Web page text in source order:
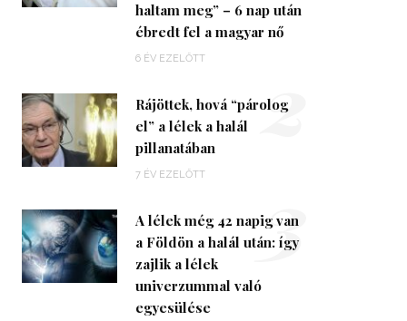
haltam meg” – 6 nap után
ébredt fel a magyar nő
6 ÉV EZELŐTT
Rájöttek, hová “párolog
el” a lélek a halál
pillanatában
7 ÉV EZELŐTT
2
A lélek még 42 napig van
a Földön a halál után: így
zajlik a lélek
univerzummal való
egyesülése
3